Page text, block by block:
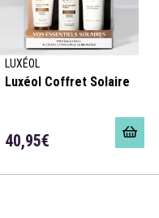
LUXÉOL
Luxéol Coffret Solaire
40,95€